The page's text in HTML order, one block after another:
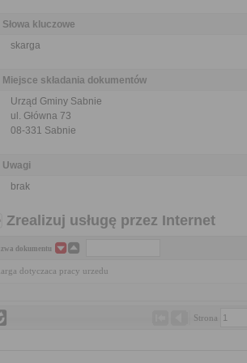
Słowa kluczowe
skarga
Miejsce składania dokumentów
Urząd Gminy Sabnie
ul. Główna 73
08-331 Sabnie
Uwagi
brak
Zrealizuj usługę przez Internet
dokumentu
dotyczaca pracy urzedu
Strona